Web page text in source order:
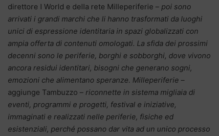
direttore I World e della rete Milleperiferie – poi sono
arrivati i grandi marchi che li hanno trasformati da luoghi
unici di espressione identitaria in spazi globalizzati con
ampia offerta di contenuti omologati. La sfida dei prossimi
decenni sono le periferie, borghi e sobborghi, dove vivono
ancora residui identitari, bisogni che generano sogni,
emozioni che alimentano speranze. Milleperiferie –
aggiunge Tambuzzo – riconnette in sistema migliaia di
eventi, programmi e progetti, festival e iniziative,
immaginati e realizzati nelle periferie, fisiche ed
esistenziali, perché possano dar vita ad un unico processo